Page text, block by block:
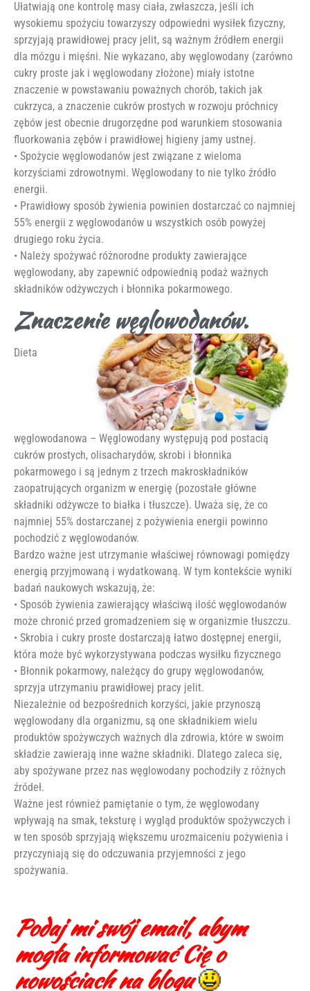
Ułatwiają one kontrolę masy ciała, zwłaszcza, jeśli ich
wysokiemu spożyciu towarzyszy odpowiedni wysiłek fizyczny,
sprzyjają prawidłowej pracy jelit, są ważnym źródłem energii
dla mózgu i mięśni. Nie wykazano, aby węglowodany (zarówno
cukry proste jak i węglowodany złożone) miały istotne
znaczenie w powstawaniu poważnych chorób, takich jak
cukrzyca, a znaczenie cukrów prostych w rozwoju próchnicy
zębów jest obecnie drugorzędne pod warunkiem stosowania
fluorkowania zębów i prawidłowej higieny jamy ustnej.
• Spożycie węglowodanów jest związane z wieloma
korzyściami zdrowotnymi. Węglowodany to nie tylko źródło
energii.
• Prawidłowy sposób żywienia powinien dostarczać co najmniej
55% energii z węglowodanów u wszystkich osób powyżej
drugiego roku życia.
• Należy spożywać różnorodne produkty zawierające
węglowodany, aby zapewnić odpowiednią podaż ważnych
składników odżywczych i błonnika pokarmowego.
Znaczenie węglowodanów.
Dieta
węglowodanowa – Węglowodany występują pod postacią
cukrów prostych, olisacharydów, skrobi i błonnika
pokarmowego i są jednym z trzech makroskładników
zaopatrujących organizm w energię (pozostałe główne
składniki odżywcze to białka i tłuszcze). Uważa się, że co
najmniej 55% dostarczanej z pożywienia energii powinno
pochodzić z węglowodanów.
Bardzo ważne jest utrzymanie właściwej równowagi pomiędzy
energią przyjmowaną i wydatkowaną. W tym kontekście wyniki
badań naukowych wskazują, że:
• Sposób żywienia zawierający właściwą ilość węglowodanów
może chronić przed gromadzeniem się w organizmie tłuszczu.
• Skrobia i cukry proste dostarczają łatwo dostępnej energii,
która może być wykorzystywana podczas wysiłku fizycznego
• Błonnik pokarmowy, należący do grupy węglowodanów,
sprzyja utrzymaniu prawidłowej pracy jelit.
Niezależnie od bezpośrednich korzyści, jakie przynoszą
węglowodany dla organizmu, są one składnikiem wielu
produktów spożywczych ważnych dla zdrowia, które w swoim
składzie zawierają inne ważne składniki. Dlatego zaleca się,
aby spożywane przez nas węglowodany pochodziły z różnych
źródeł.
Ważne jest również pamiętanie o tym, że węglowodany
wpływają na smak, teksturę i wygląd produktów spożywczych i
w ten sposób sprzyjają większemu urozmaiceniu pożywienia i
przyczyniają się do odczuwania przyjemności z jego
spożywania.
Podaj mi swój email, abym
mogła informować Cię o
nowościach na blogu